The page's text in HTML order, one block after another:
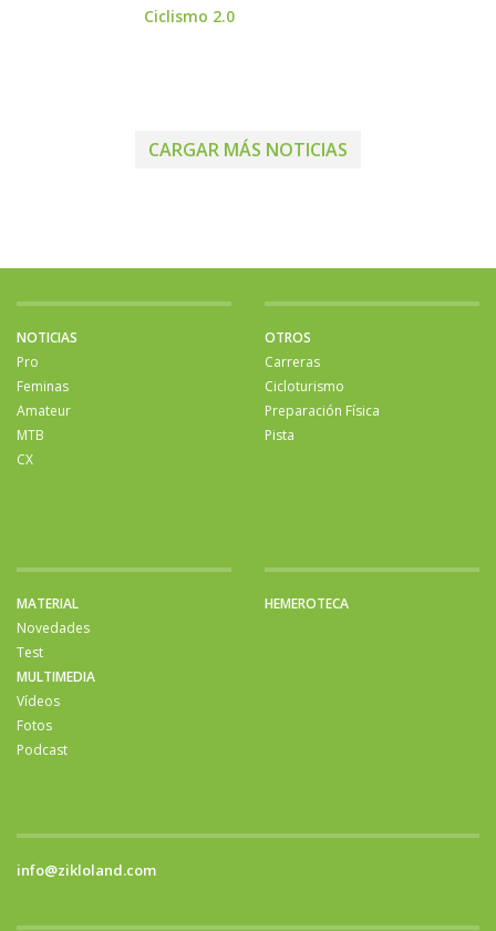
Ciclismo 2.0
CARGAR MÁS NOTICIAS
NOTICIAS
Pro
Feminas
Amateur
MTB
CX
OTROS
Carreras
Cicloturismo
Preparación Física
Pista
MATERIAL
Novedades
Test
MULTIMEDIA
Vídeos
Fotos
Podcast
HEMEROTECA
info@zikloland.com